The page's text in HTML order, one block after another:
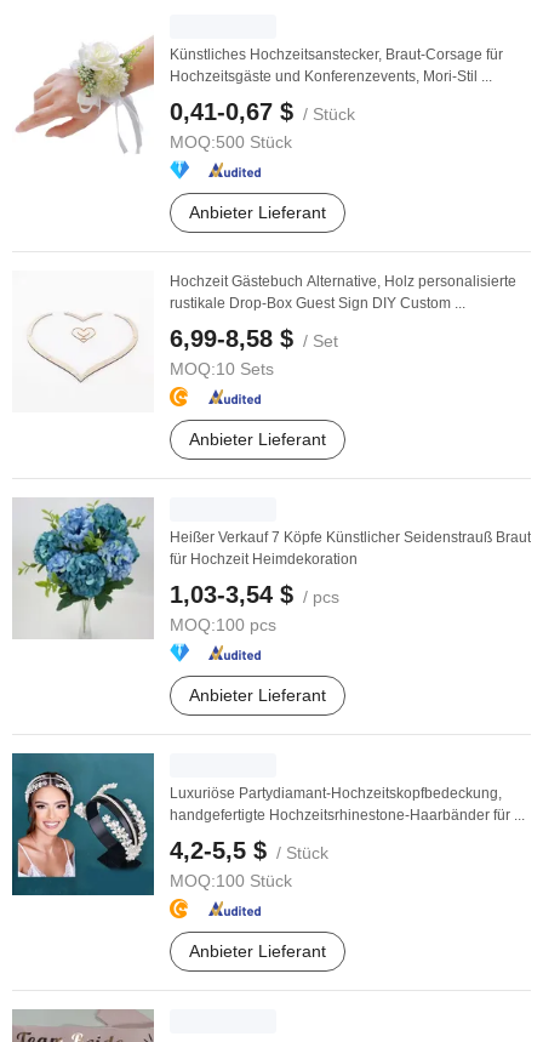
Künstliches Hochzeitsanstecker, Braut-Corsage für
Hochzeitsgäste und Konferenzevents, Mori-Stil ...
0,41-0,67 $ / Stück
MOQ:500 Stück
Anbieter Lieferant
Hochzeit Gästebuch Alternative, Holz personalisierte
rustikale Drop-Box Guest Sign DIY Custom ...
6,99-8,58 $ / Set
MOQ:10 Sets
Anbieter Lieferant
Heißer Verkauf 7 Köpfe Künstlicher Seidenstrauß Braut
für Hochzeit Heimdekoration
1,03-3,54 $ / pcs
MOQ:100 pcs
Anbieter Lieferant
Luxuriöse Partydiamant-Hochzeitskopfbedeckung,
handgefertigte Hochzeitsrhinestone-Haarbänder für ...
4,2-5,5 $ / Stück
MOQ:100 Stück
Anbieter Lieferant